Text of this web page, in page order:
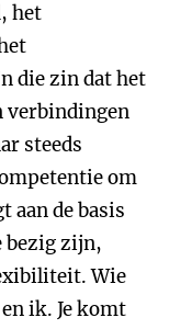
het
die zin dat het
verbindingen
steeds
om
aan de basis
bezig zijn,
Wie
ik. Je komt